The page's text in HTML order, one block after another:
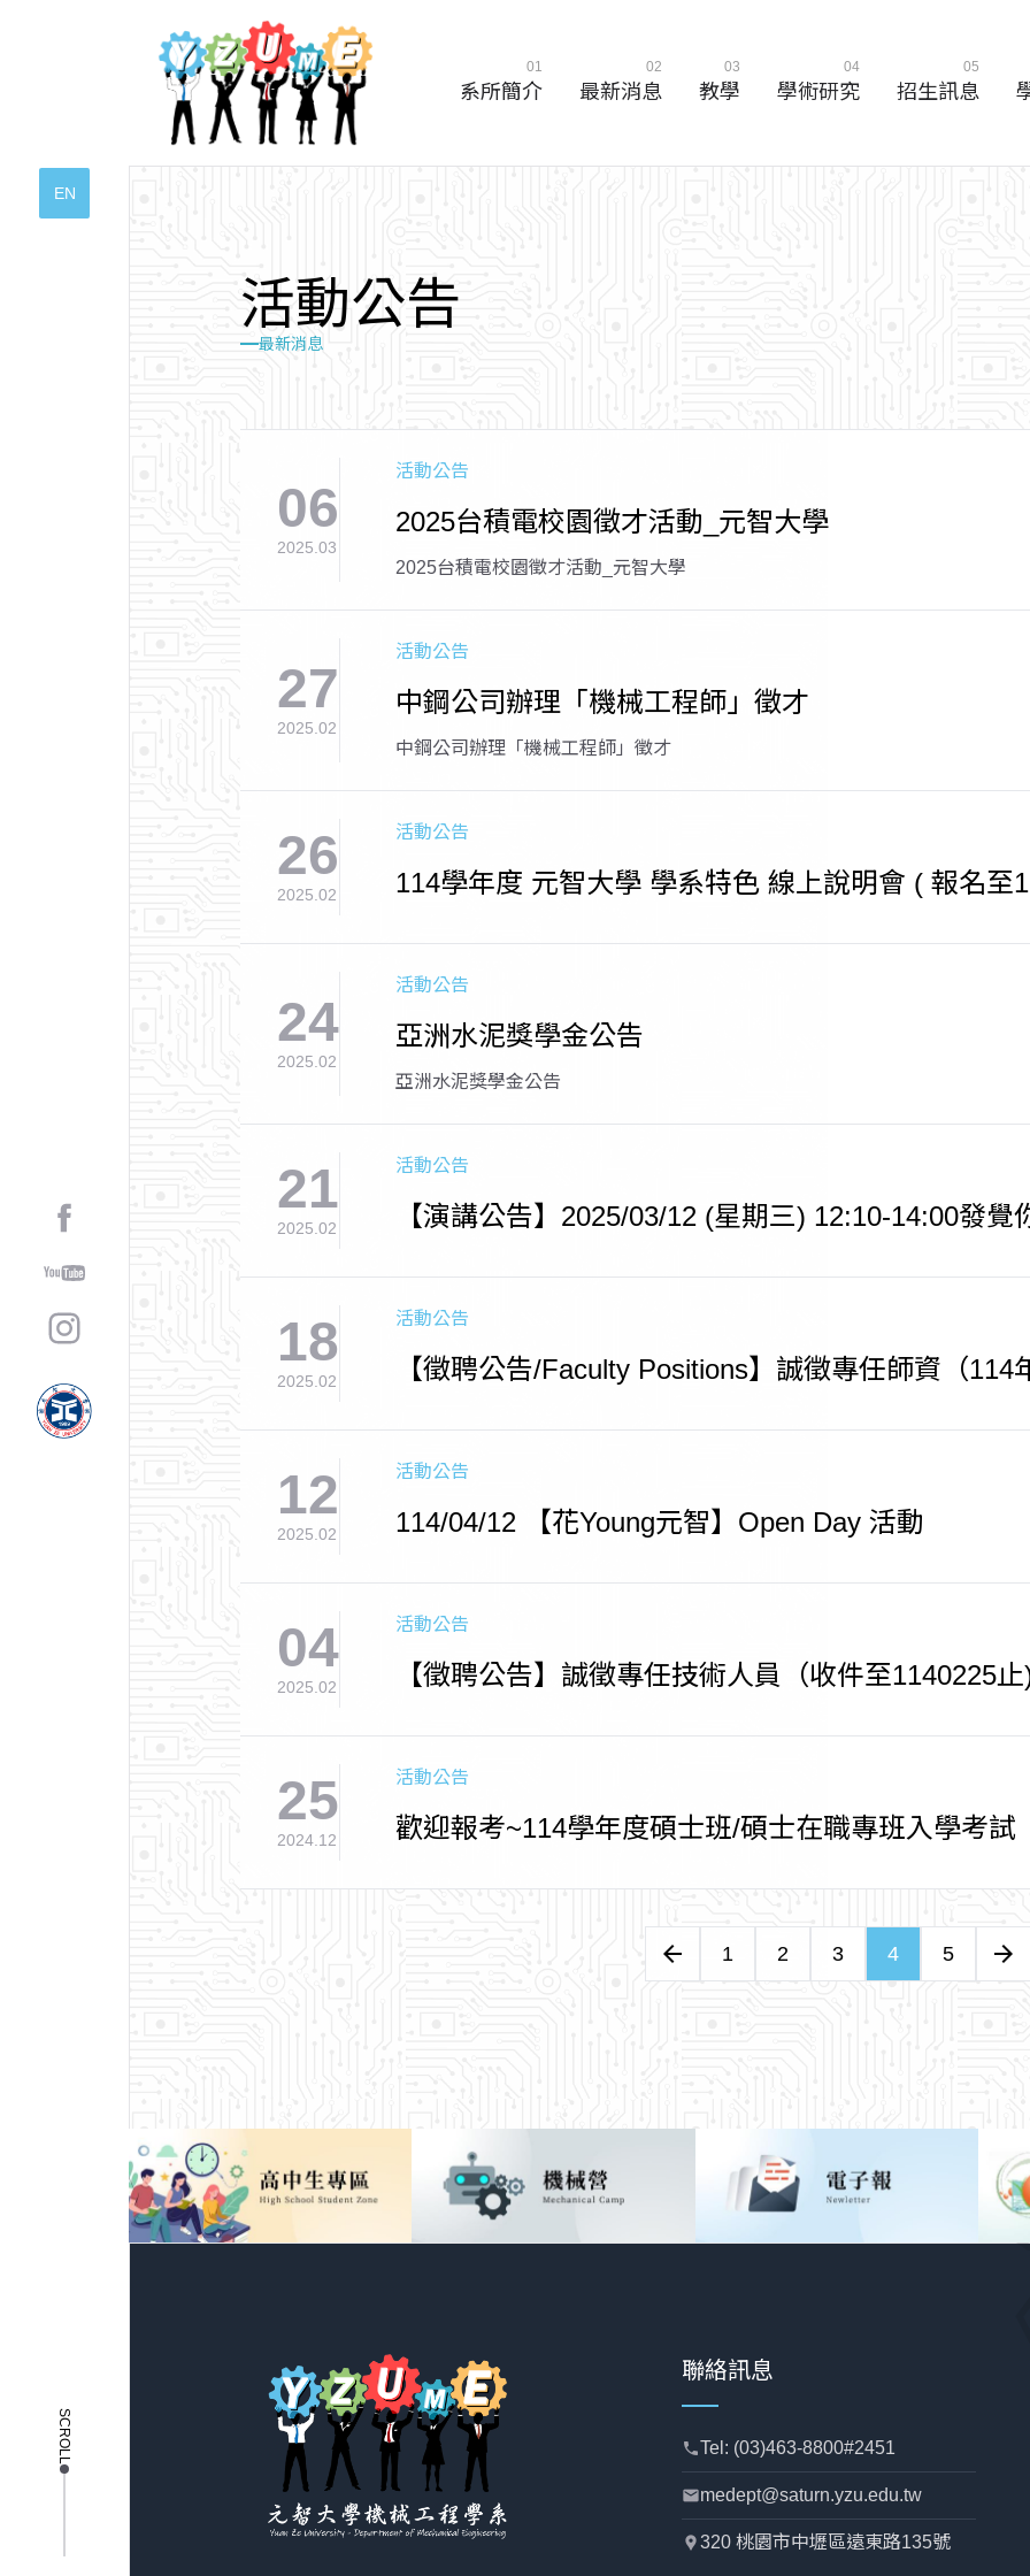
01
系所簡介
02
最新消息
03
教學
04
學術研究
05
招生訊息
最新消息
活動公告
06
2025.03
活動公告
2025台積電校園徵才活動_元智大學
2025台積電校園徵才活動_元智大學
27
2025.02
活動公告
中鋼公司辦理「機械工程師」徵才
中鋼公司辦理「機械工程師」徵才
26
2025.02
活動公告
114學年度 元智大學 學系特色 線上說明會 ( 報名至
24
2025.02
活動公告
亞洲水泥獎學金公告
亞洲水泥獎學金公告
21
2025.02
活動公告
【演講公告】2025/03/12 (星期三) 12:10-14:00發
18
2025.02
活動公告
【徵聘公告/Faculty Positions】誠徵專任師資（
12
2025.02
活動公告
114/04/12 【花Young元智】Open Day 活動
04
2025.02
活動公告
【徵聘公告】誠徵專任技術人員（收件至1140225止
25
2024.12
活動公告
歡迎報考~114學年度碩士班/碩士在職專班入學考試
arrow_back 1 2 3 4 5 arrow_forward
聯絡訊息
phoneTel: (03)463-8800#2451
mailmedept@saturn.yzu.edu.tw
location_pin320 桃園市中壢區遠東路135號
EN
SCROLL